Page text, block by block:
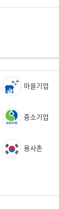
마을기업
중소기업
용사촌